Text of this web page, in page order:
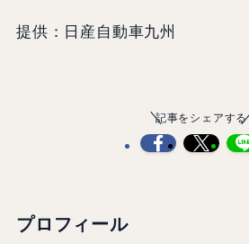
提供：日産自動車九州
記事をシェアする
プロフィール